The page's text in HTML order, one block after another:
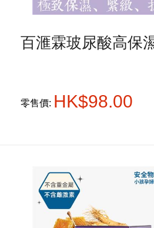
百滙霖玻尿酸高保
零售價: HK$98.00